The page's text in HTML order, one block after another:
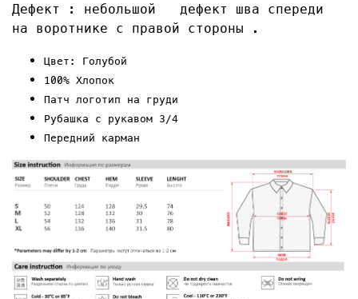
Дефект : небольшой дефект шва спереди
на воротнике с правой стороны .
Цвет: Голубой
100% Хлопок
Патч логотип на груди
Рубашка с рукавом 3/4
Передний карман